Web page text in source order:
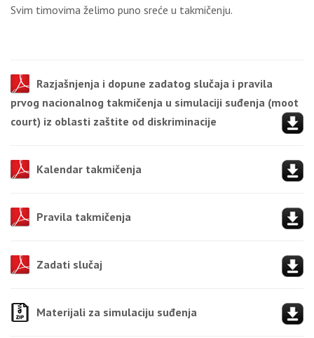
Svim timovima želimo puno sreće u takmičenju.
Razjašnjenja i dopune zadatog slučaja i pravila
prvog nacionalnog takmičenja u simulaciji suđenja (moot
court) iz oblasti zaštite od diskriminacije
Kalendar takmičenja
Pravila takmičenja
Zadati slučaj
Materijali za simulaciju suđenja